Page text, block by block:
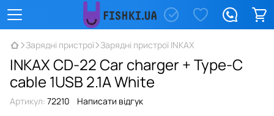
Зарядні пристрої Зарядні пристрої INKAX
INKAX CD-22 Car charger + Type-C
cable 1USB 2.1A White
Артикул: 72210 Написати відгук